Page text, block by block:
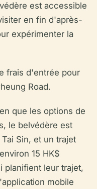
est accessible
en fin d'après-
expérimenter la
frais d'entrée pour
Road.
que les options de
le belvédère est
Sin, et un trajet
15 HK$
planifient leur trajet,
mobile